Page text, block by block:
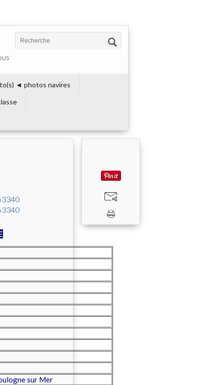
◄ photos navires
sur Mer